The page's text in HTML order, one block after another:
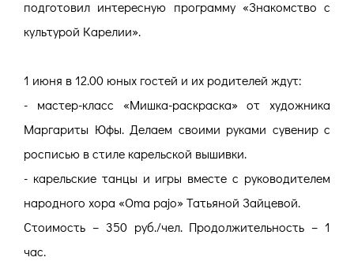
подготовил интересную программу «Знакомство с
культурой Карелии».
1 июня в 12.00 юных гостей и их родителей ждут:
- мастер-класс «Мишка-раскраска» от художника
Маргариты Юфы. Делаем своими руками сувенир с
росписью в стиле карельской вышивки.
- карельские танцы и игры вместе с руководителем
народного хора «Oma pajo» Татьяной Зайцевой.
Стоимость – 350 руб./чел. Продолжительность – 1
час.